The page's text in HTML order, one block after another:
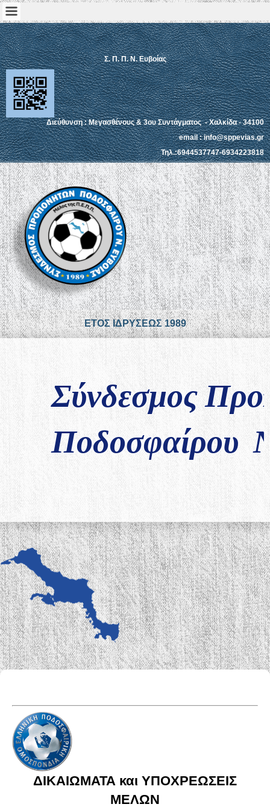
Σ. Π. Π. Ν. Ευβοίας
Διεύθυνση : Μεγασθένους & 3ου Συντάγματος - Χαλκίδα - 34100
email : info@sppevias.gr
Τηλ.:6944537747-6934223818
ΕΤΟΣ ΙΔΡΥΣΕΩΣ 1989
Σύνδεσμος
Ποδοσφαίρου
ΔΙΚΑΙΩΜΑΤΑ και ΥΠΟΧΡΕΩΣΕΙΣ
ΜΕΛΩΝ